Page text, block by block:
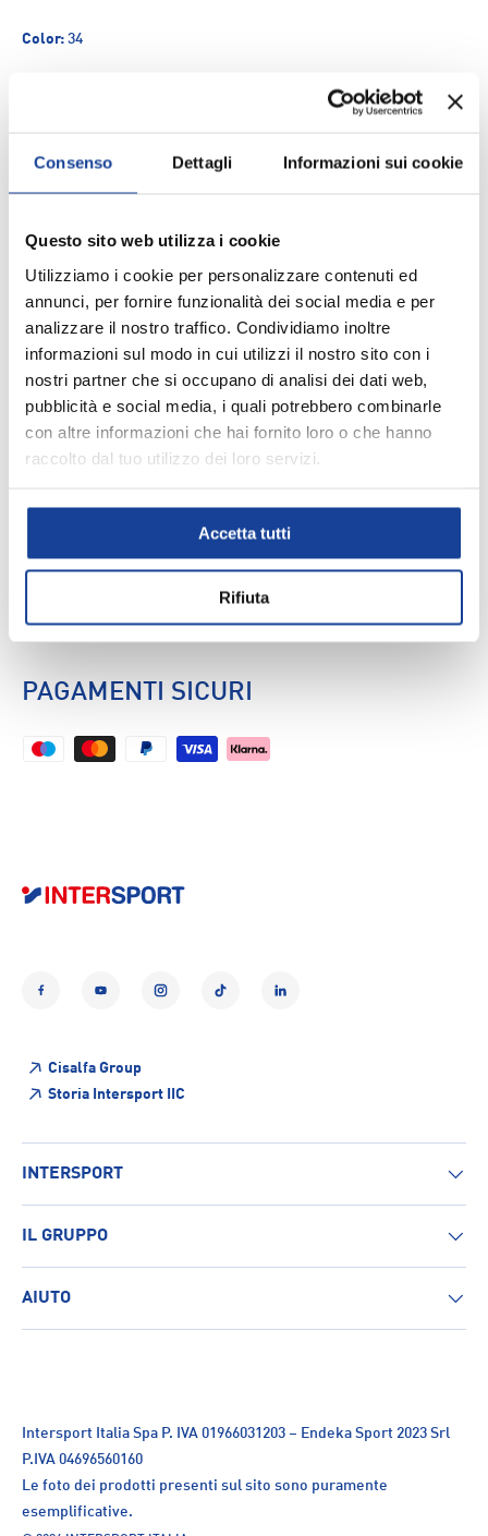
Consenso Dettagli Informazioni sui cookie
Questo sito web utilizza i cookie
Utilizziamo i cookie per personalizzare contenuti ed
annunci, per fornire funzionalità dei social media e per
analizzare il nostro traffico. Condividiamo inoltre
informazioni sul modo in cui utilizzi il nostro sito con i
nostri partner che si occupano di analisi dei dati web,
pubblicità e social media, i quali potrebbero combinarle
con altre informazioni che hai fornito loro o che hanno
raccolto dal tuo utilizzo dei loro servizi.
Accetta tutti
Rifiuta
Color: 34
-
Spedizione e consegna
DESCRIZIONE
Zaino Escursionismo Osprey Stratos Lt36 - Unisex
CARATTERISTICHE
PAGAMENTI SICURI
YouTubeInstagramTikTok LinkedIn
Cisalfa Group
Storia Intersport IIC
INTERSPORT
IL GRUPPO
AIUTO
Intersport Italia Spa P. IVA 01966031203 – Endeka Sport 2023 Srl
P.IVA 04696560160
Le foto dei prodotti presenti sul sito sono puramente
esemplificative.